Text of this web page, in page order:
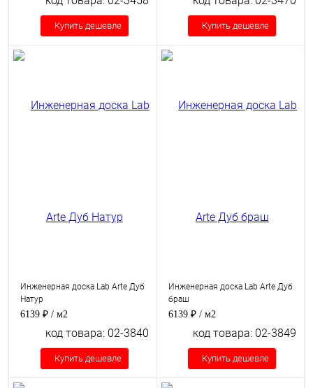
Купить дешевле Купить дешевле
Инженерная доска Lab Arte Дуб
Натур
6139 ₽ / м2
код товара: 02-3840
Купить дешевле
Инженерная доска Lab Arte Дуб
браш
6139 ₽ / м2
код товара: 02-3849
Купить дешевле